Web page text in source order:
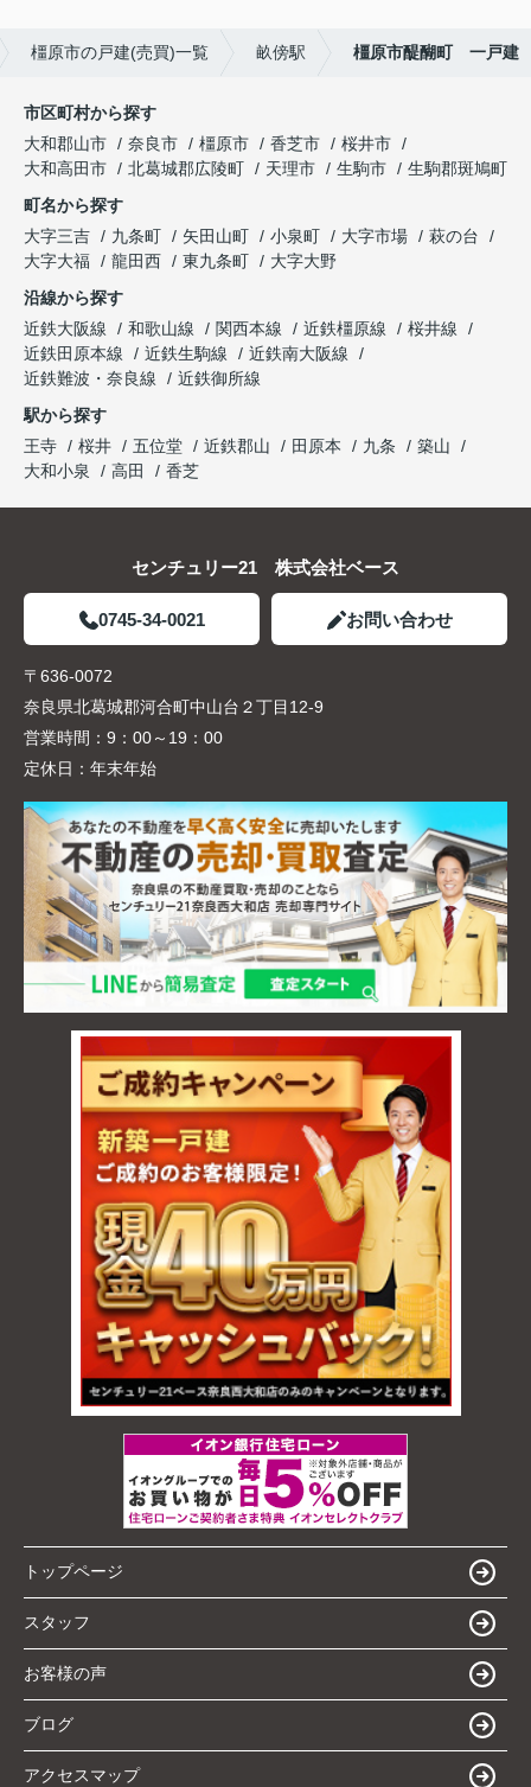
橿原市の戸建(売買)一覧 畝傍駅 橿原市醍醐町 一戸建
市区町村から探す
大和郡山市
奈良市 橿原市 香芝市
桜井市
大和高田市
北葛城郡広陵町 天理市 生駒市
生駒郡斑鳩町
町名から探す
大字三吉
九条町 矢田山町 小泉町 大字市場
萩の台
大字大福
龍田西 東九条町
大字大野
沿線から探す
近鉄大阪線
和歌山線 関西本線 近鉄橿原線
桜井線
近鉄田原本線
近鉄生駒線
近鉄南大阪線
近鉄難波・奈良線
近鉄御所線
駅から探す
王寺
桜井 五位堂 近鉄郡山 田原本 九条
築山
大和小泉
高田 香芝
センチュリー21 株式会社ベース
0745-34-0021 お問い合わせ
〒636-0072
奈良県北葛城郡河合町中山台２丁目12-9
営業時間： 9：00～19：00
定休日： 年末年始
トップページ
スタッフ
お客様の声
ブログ
アクセスマップ